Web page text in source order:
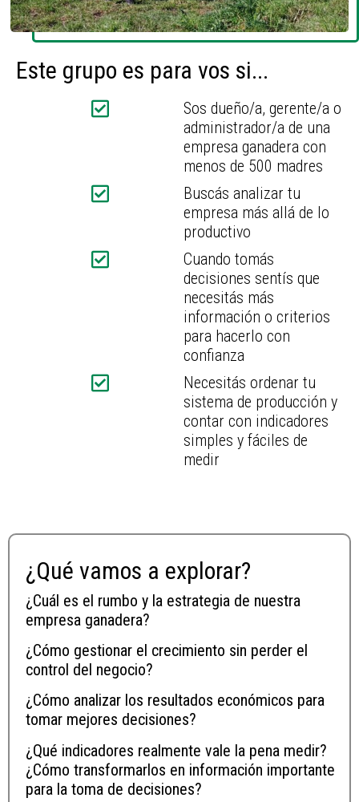
Este grupo es para vos si...
Sos dueño/a, gerente/a o
administrador/a de una
empresa ganadera con
menos de 500 madres
Buscás analizar tu
empresa más allá de lo
productivo
Cuando tomás
decisiones sentís que
necesitás más
información o criterios
para hacerlo con
confianza
Necesitás ordenar tu
sistema de producción y
contar con indicadores
simples y fáciles de
medir
¿Qué vamos a explorar?
¿Cuál es el rumbo y la estrategia de nuestra
empresa ganadera?
¿Cómo gestionar el crecimiento sin perder el
control del negocio?
¿Cómo analizar los resultados económicos para
tomar mejores decisiones?
¿Qué indicadores realmente vale la pena medir?
¿Cómo transformarlos en información importante
para la toma de decisiones?